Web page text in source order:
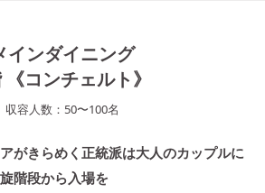
インダイニング
《コンチェルト》
収容人数： 50〜100名
がきらめく正統派は大人のカップルに
階段から入場を